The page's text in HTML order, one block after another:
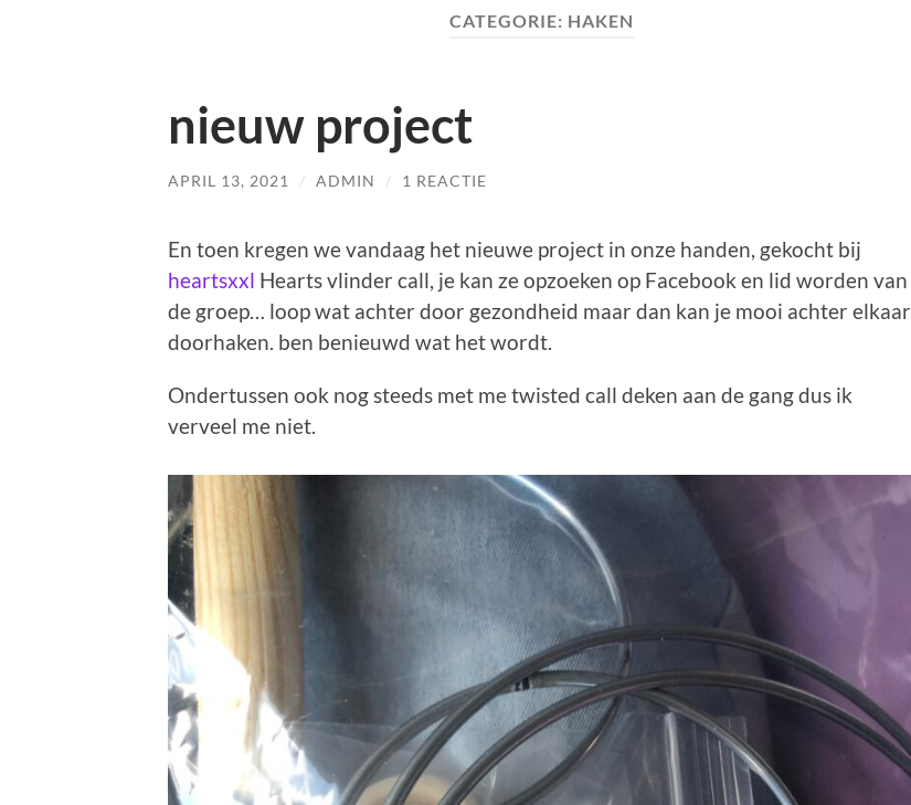
CATEGORIE: HAKEN
nieuw project
APRIL 13, 2021 / ADMIN / 1 REACTIE
En toen kregen we vandaag het nieuwe project in onze handen, gekocht bij
heartsxxl Hearts vlinder call, je kan ze opzoeken op Facebook en lid worden van
de groep… loop wat achter door gezondheid maar dan kan je mooi achter elkaar
doorhaken. ben benieuwd wat het wordt.
Ondertussen ook nog steeds met me twisted call deken aan de gang dus ik
verveel me niet.